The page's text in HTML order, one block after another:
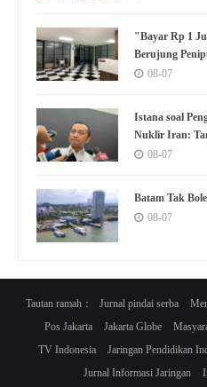
"Bayar Rp 1
Berujung
Jaktim
08-07
Istana soal
Nuklir Iran:
08-07
Batam Tak
08-07
Tautan ramah： Jurnal pindai serba
Pos Jakarta
Jakarta Globe
TV Indonesia
Jaringan Pendidikan
Jurnal Informasi Jaringan